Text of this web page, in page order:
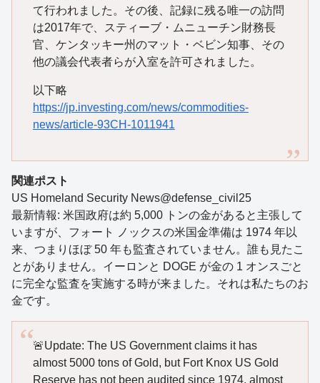
て行われました。その後、記録に残る唯一の訪問
は2017年で、スティーブ・ムニューチン財務長
官、ケンタッキー州のマット・ベビン知事、その
他の議会代表者らが入室を許可されました。
以下略
https://jp.investing.com/news/commodities-
news/article-93CH-1011941
関連ポスト
US Homeland Security News@defense_civil25
最新情報: 米国政府は約 5,000 トンの金があると主張して
いますが、フォート ノックスの米国金準備は 1974 年以
来、つまりほぼ 50 年も監査されていません。誰も見たこ
とがありません。イーロンと DOGE が金の 1 オンスごと
に完全な監査を実施する時が来ました。それは私たちのお
金です。
🚨Update: The US Government claims it has
almost 5000 tons of Gold, but Fort Knox US Gold
Reserve has not been audited since 1974, almost